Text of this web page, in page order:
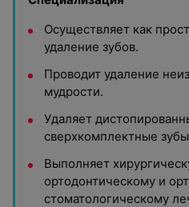
Осуществляет как
удаление зубов.
Проводит удаление
мудрости.
Удаляет
сверхкомплектные
Выполняет
ортодонтическому и
стоматологическому